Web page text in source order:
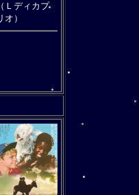
Ｌディカプ
オ）